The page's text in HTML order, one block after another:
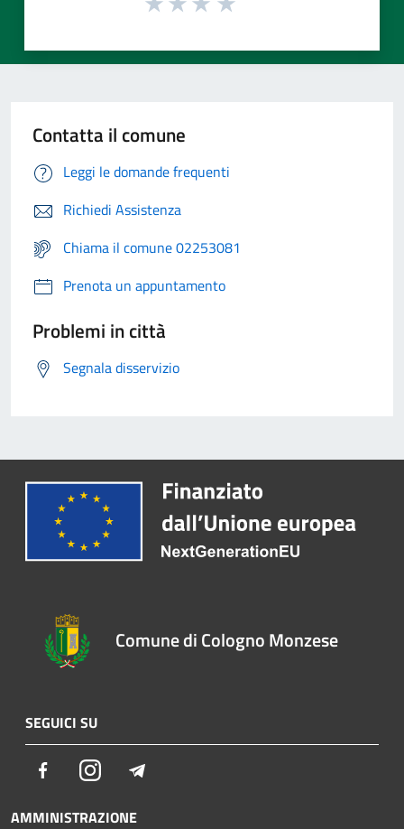
Contatta il comune
Leggi le domande frequenti
Richiedi Assistenza
Chiama il comune 02253081
Prenota un appuntamento
Problemi in città
Segnala disservizio
Comune di Cologno Monzese
SEGUICI SU
FacebookInstagram
AMMINISTRAZIONE